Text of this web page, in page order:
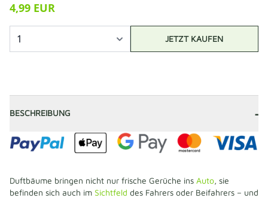
4,99 EUR
JETZT KAUFEN
BESCHREIBUNG -
Duftbäume bringen nicht nur frische Gerüche ins Auto, sie
befinden sich auch im Sichtfeld des Fahrers oder Beifahrers – und